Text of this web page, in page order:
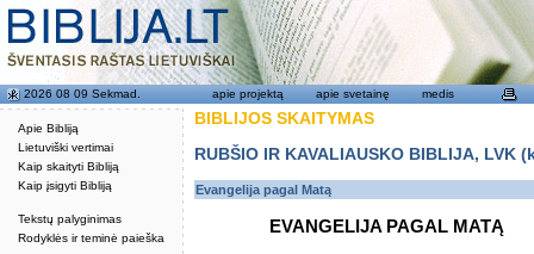
Apie Bibliją
Lietuviški vertimai
Kaip skaityti Bibliją
Kaip įsigyti Bibliją
Tekstų palyginimas
Rodyklės ir teminė paieška
2026 08 09 Sekmad. apie projektą apie svetainę medis
BIBLIJOS SKAITYMAS
RUBŠIO IR KAVALIAUSKO BIBLIJA,
Evangelija pagal Matą
EVANGELIJA PAGAL MATĄ